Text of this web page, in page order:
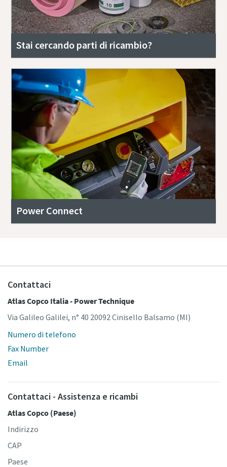
Stai cercando parti di ricambio?
Power Connect
Contattaci
Atlas Copco Italia - Power Technique
Via Galileo Galilei, n° 40 20092 Cinisello Balsamo (MI)
Numero di telefono
Fax Number
Email
Contattaci - Assistenza e ricambi
Atlas Copco (Paese)
Indirizzo
CAP
Paese